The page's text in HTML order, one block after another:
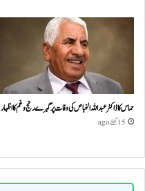
حماس کا ڈاکٹر عبداللہ الخباص کی وفات پر گہرے رنج وغم کااظہار
15 گھنٹے ago